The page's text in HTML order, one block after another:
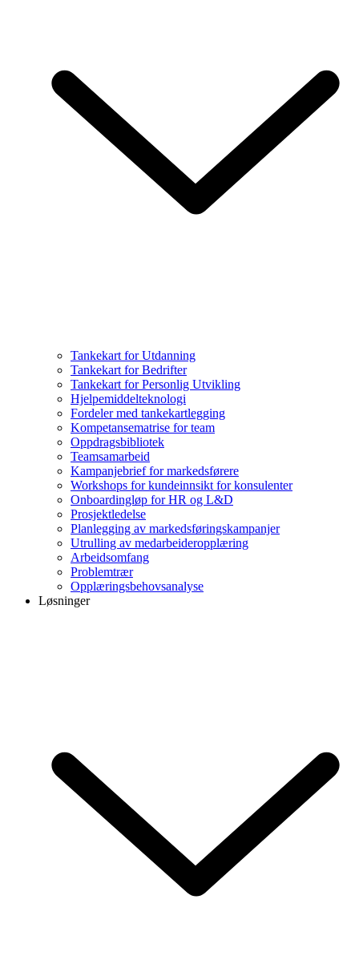
Tankekart for Utdanning
Tankekart for Bedrifter
Tankekart for Personlig Utvikling
Hjelpemiddelteknologi
Fordeler med tankekartlegging
Kompetansematrise for team
Oppdragsbibliotek
Teamsamarbeid
Kampanjebrief for markedsførere
Workshops for kundeinnsikt for konsulenter
Onboardingløp for HR og L&D
Prosjektledelse
Planlegging av markedsføringskampanjer
Utrulling av medarbeideropplæring
Arbeidsomfang
Problemtrær
Opplæringsbehovsanalyse
Løsninger